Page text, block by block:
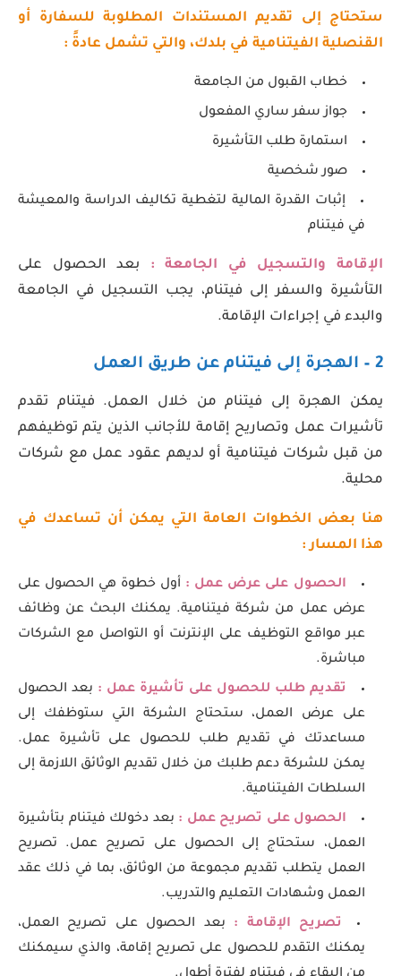
ستحتاج إلى تقديم المستندات المطلوبة للسفارة أو
القنصلية الفيتنامية في بلدك، والتي تشمل عادةً :
خطاب القبول من الجامعة
جواز سفر ساري المفعول
استمارة طلب التأشيرة
صور شخصية
إثبات القدرة المالية لتغطية تكاليف الدراسة والمعيشة
في فيتنام
الإقامة والتسجيل في الجامعة :
بعد الحصول على
التأشيرة والسفر إلى فيتنام، يجب التسجيل في الجامعة
والبدء في إجراءات الإقامة.
2 – الهجرة إلى فيتنام عن طريق العمل
يمكن الهجرة إلى فيتنام من خلال العمل. فيتنام تقدم
تأشيرات عمل وتصاريح إقامة للأجانب الذين يتم توظيفهم
من قبل شركات فيتنامية أو لديهم عقود عمل مع شركات
محلية.
هنا بعض الخطوات العامة التي يمكن أن تساعدك في
هذا المسار :
الحصول على عرض عمل : أول خطوة هي الحصول على
عرض عمل من شركة فيتنامية. يمكنك البحث عن وظائف
عبر مواقع التوظيف على الإنترنت أو التواصل مع الشركات
مباشرة.
تقديم طلب للحصول على تأشيرة عمل : بعد الحصول
على عرض العمل، ستحتاج الشركة التي ستوظفك إلى
مساعدتك في تقديم طلب للحصول على تأشيرة عمل.
يمكن للشركة دعم طلبك من خلال تقديم الوثائق اللازمة إلى
السلطات الفيتنامية.
الحصول على تصريح عمل : بعد دخولك فيتنام بتأشيرة
العمل، ستحتاج إلى الحصول على تصريح عمل. تصريح
العمل يتطلب تقديم مجموعة من الوثائق، بما في ذلك عقد
العمل وشهادات التعليم والتدريب.
تصريح الإقامة : بعد الحصول على تصريح العمل،
يمكنك التقدم للحصول على تصريح إقامة، والذي سيمكنك